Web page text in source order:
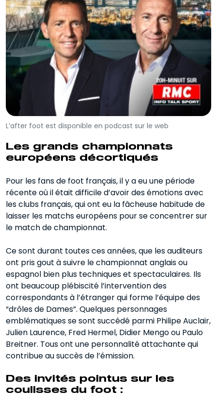
L’after foot est disponible en podcast sur le web
Les grands championnats
européens décortiqués
Pour les fans de foot français, il y a eu une période
récente où il était difficile d’avoir des émotions avec
les clubs français, qui ont eu la fâcheuse habitude de
laisser les matchs européens pour se concentrer sur
le match de championnat.
Ce sont durant toutes ces années, que les auditeurs
ont pris gout à suivre le championnat anglais ou
espagnol bien plus techniques et spectaculaires. Ils
ont beaucoup plébiscité l’intervention des
correspondants à l’étranger qui forme l’équipe des
“drôles de Dames”. Quelques personnages
emblématiques se sont succédé parmi Philipe Auclair,
Julien Laurence, Fred Hermel, Didier Mengo ou Paulo
Breitner. Tous ont une personnalité attachante qui
contribue au succès de l’émission.
Des invités pointus sur les
coulisses du foot :